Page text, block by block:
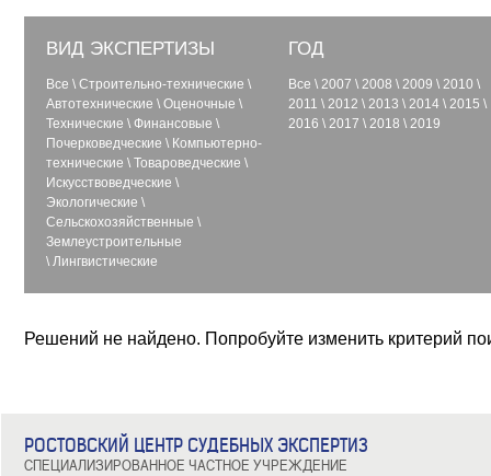
ВИД ЭКСПЕРТИЗЫ
Все \ Строительно-технические \
Автотехнические \ Оценочные \
Технические \ Финансовые \
Почерковедческие \ Компьютерно-
технические \ Товароведческие \
Искусствоведческие \
Экологические \
Сельскохозяйственные \
Землеустроительные
\ Лингвистические
ГОД
Все \ 2007 \ 2008 \ 2009 \ 2010 \
2011 \ 2012 \ 2013 \ 2014 \ 2015 \
2016 \ 2017 \ 2018 \ 2019
Решений не найдено. Попробуйте изменить критерий
РОСТОВСКИЙ ЦЕНТР СУДЕБНЫХ ЭКСПЕРТИЗ
СПЕЦИАЛИЗИРОВАННОЕ ЧАСТНОЕ УЧРЕЖДЕНИЕ